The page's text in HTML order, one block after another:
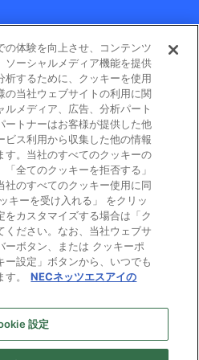
の体験を向上させ、コンテンツ
ソーシャルメディア機能を提供
析するために、クッキーを使用
の当社ウェブサイトの利用に関
メディア、広告、分析パート
ートナーはお客様が提供した他
ビス利用から収集した他の情報
す。当社のすべてのクッキーの
全てのクッキーを拒否する」
社のすべてのクッキー使用に同
キーを受け入れる」 をクリッ
をカスタマイズする場合は「ク
ください。なお、当社ウェブサ
ーボタン、または クッキーポ
ー設定」ボタンから、いつでも
。
NECネッツエスアイの
設定